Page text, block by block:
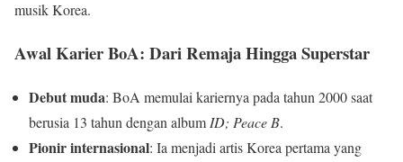
musik Korea.
Awal Karier BoA: Dari Remaja Hingga Superstar
Debut muda: BoA memulai kariernya pada tahun 2000 saat
berusia 13 tahun dengan album ID; Peace B.
Pionir internasional: Ia menjadi artis Korea pertama yang